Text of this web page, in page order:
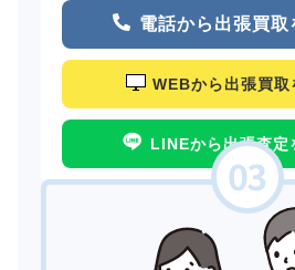
電話から出張買取
WEBから出張買取
LINEから出張査定